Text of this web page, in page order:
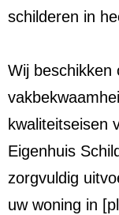
schilderen in
Wij beschikken
kwaliteitseisen
Eigenhuis
zorgvuldig
uw woning in